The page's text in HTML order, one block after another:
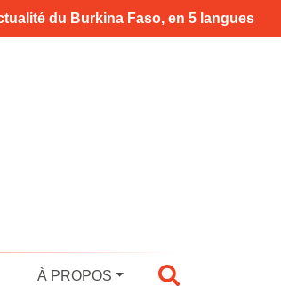
du Burkina Faso, en 5 langues
À PROPOS